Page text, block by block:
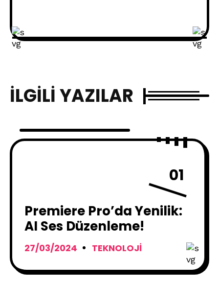
İLGILI YAZILAR
01
Premiere Pro’da Yenilik:
AI Ses Düzenleme!
27/03/2024 TEKNOLOJI